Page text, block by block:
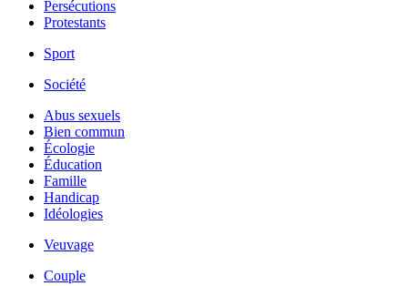
Persécutions
Protestants
Sport
Société
Abus sexuels
Bien commun
Écologie
Éducation
Famille
Handicap
Idéologies
Veuvage
Couple